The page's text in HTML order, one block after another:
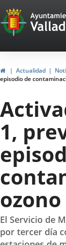
Portal
Web
del
de
InicioActualidad
episodio de
1,
ozono
El Servicio de
por tercer día